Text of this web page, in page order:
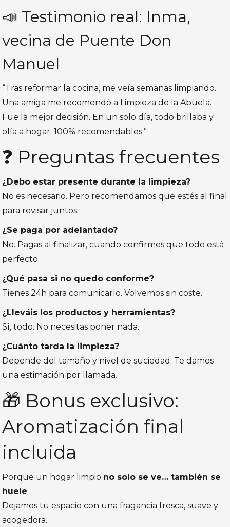
📣 Testimonio real: Inma,
vecina de Puente Don
Manuel
“Tras reformar la cocina, me veía semanas limpiando.
Una amiga me recomendó a Limpieza de la Abuela.
Fue la mejor decisión. En un solo día, todo brillaba y
olía a hogar. 100% recomendables.”
❓ Preguntas frecuentes
¿Debo estar presente durante la limpieza?
No es necesario. Pero recomendamos que estés al final
para revisar juntos.
¿Se paga por adelantado?
No. Pagas al finalizar, cuando confirmes que todo está
perfecto.
¿Qué pasa si no quedo conforme?
Tienes 24h para comunicarlo. Volvemos sin coste.
¿Lleváis los productos y herramientas?
Sí, todo. No necesitas poner nada.
¿Cuánto tarda la limpieza?
Depende del tamaño y nivel de suciedad. Te damos
una estimación por llamada.
🎁 Bonus exclusivo:
Aromatización final
incluida
Porque un hogar limpio no solo se ve… también se
huele.
Dejamos tu espacio con una fragancia fresca, suave y
acogedora.